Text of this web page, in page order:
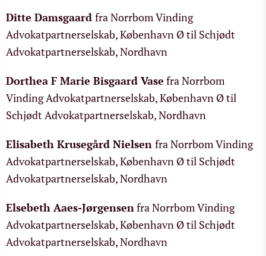
Ditte Damsgaard fra Norrbom Vinding
Advokatpartnerselskab, København Ø til Schjødt
Advokatpartnerselskab, Nordhavn
Dorthea F Marie Bisgaard Vase fra Norrbom
Vinding Advokatpartnerselskab, København Ø til
Schjødt Advokatpartnerselskab, Nordhavn
Elisabeth Krusegård Nielsen fra Norrbom Vinding
Advokatpartnerselskab, København Ø til Schjødt
Advokatpartnerselskab, Nordhavn
Elsebeth Aaes-Jørgensenfra Norrbom Vinding
Advokatpartnerselskab, København Ø til Schjødt
Advokatpartnerselskab, Nordhavn